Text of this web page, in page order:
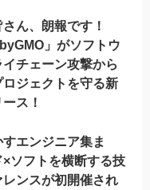
ん、朗報です！
」がソフトウ
イチェーン攻撃から
ロジェクトを守る新
ス！
エンジニア集ま
ソフトを横断する技
ンスが初開催され